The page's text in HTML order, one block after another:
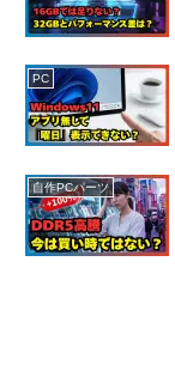
PC
自作PCパーツ